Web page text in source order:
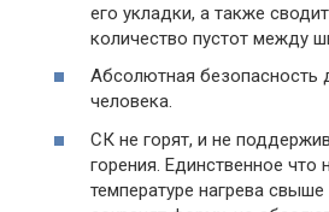
его укладки, а также
количество пустот между
Абсолютная безопасность
человека.
СК не горят, и не
горения. Единственное что
температуре нагрева